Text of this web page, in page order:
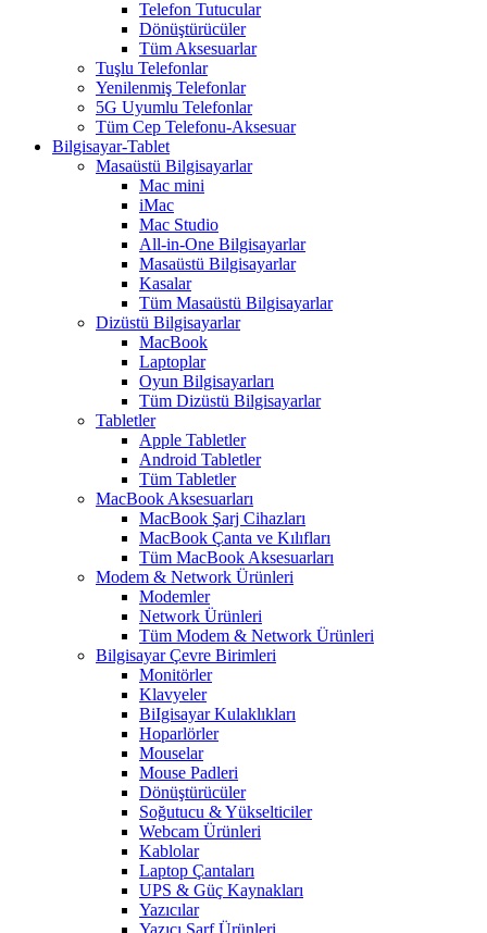
Telefon Tutucular
Dönüştürücüler
Tüm Aksesuarlar
Tuşlu Telefonlar
Yenilenmiş Telefonlar
5G Uyumlu Telefonlar
Tüm Cep Telefonu-Aksesuar
Bilgisayar-Tablet
Masaüstü Bilgisayarlar
Mac mini
iMac
Mac Studio
All-in-One Bilgisayarlar
Masaüstü Bilgisayarlar
Kasalar
Tüm Masaüstü Bilgisayarlar
Dizüstü Bilgisayarlar
MacBook
Laptoplar
Oyun Bilgisayarları
Tüm Dizüstü Bilgisayarlar
Tabletler
Apple Tabletler
Android Tabletler
Tüm Tabletler
MacBook Aksesuarları
MacBook Şarj Cihazları
MacBook Çanta ve Kılıfları
Tüm MacBook Aksesuarları
Modem & Network Ürünleri
Modemler
Network Ürünleri
Tüm Modem & Network Ürünleri
Bilgisayar Çevre Birimleri
Monitörler
Klavyeler
BiIgisayar Kulaklıkları
Hoparlörler
Mouselar
Mouse Padleri
Dönüştürücüler
Soğutucu & Yükselticiler
Webcam Ürünleri
Kablolar
Laptop Çantaları
UPS & Güç Kaynakları
Yazıcılar
Yazıcı Sarf Ürünleri